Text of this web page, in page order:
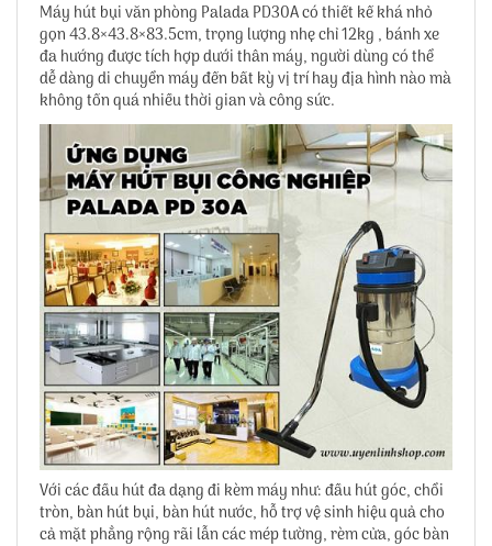
Máy hút bụi văn phòng Palada PD30Acó thiết kế khá nhỏ
gọn 43.8×43.8×83.5cm, trọng lượng nhẹ chỉ 12kg , bánh xe
đa hướng được tích hợp dưới thân máy, người dùng có thể
dễ dàng di chuyển máy đến bất kỳ vị trí hay địa hình nào mà
không tốn quá nhiều thời gian và công sức.
Với các đầu hút đa dạng đi kèm máy như: đầu hút góc, chổi
tròn, bàn hút bụi, bàn hút nước, hỗ trợ vệ sinh hiệu quả cho
cả mặt phẳng rộng rãi lẫn các mép tường, rèm cửa, góc bàn